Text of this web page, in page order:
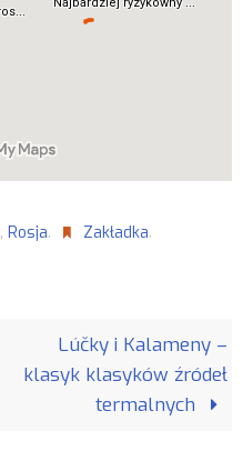
,Rosja. Zakładka.
Lúčky i Kalameny –
klasyk klasyków źródeł
termalnych